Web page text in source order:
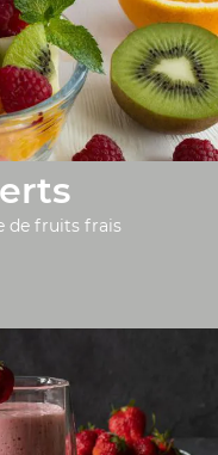
de fruits frais